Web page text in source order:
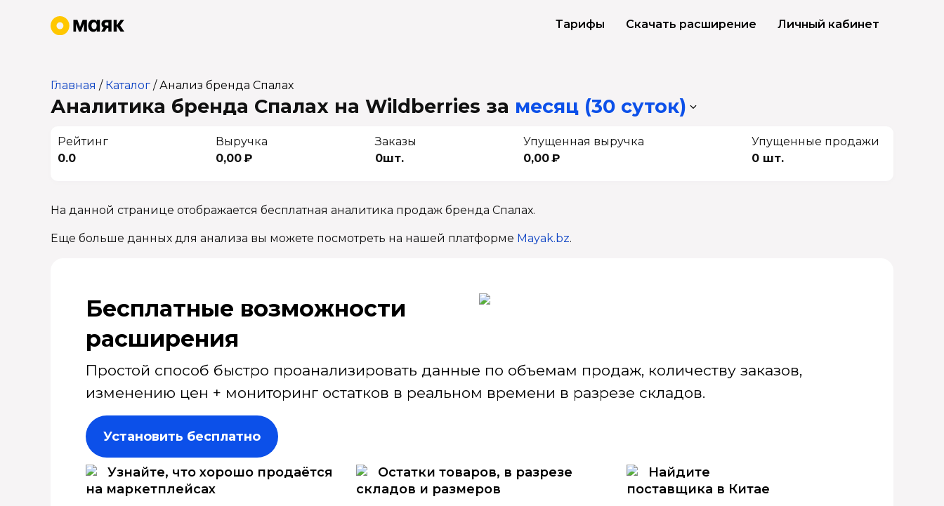
Тарифы Скачать расширение Личный кабинет
Главная / Каталог /Анализ бренда Спалах
Аналитика бренда Спалах на Wildberries за месяц (30 суток)
Рейтинг
0.0
Выручка
0,00 ₽
Заказы
0шт.
Упущенная выручка
0,00 ₽
Упущенные продажи
0 шт.
На данной странице отображается бесплатная аналитика продаж бренда Спалах.
Еще больше данных для анализа вы можете посмотреть на нашей платформе Mayak.bz.
Бесплатные возмож­ности
расширения
Простой способ быстро проанализировать данные по объемам продаж, количеству заказов,
изменению цен + мониторинг остатков в реальном времени в разрезе складов.
Установить бесплатно
Узнайте, что хорошо продаётся
на маркетплейсах
Остатки товаров, в разрезе
складов и размеров
Найдите
поставщика в Китае